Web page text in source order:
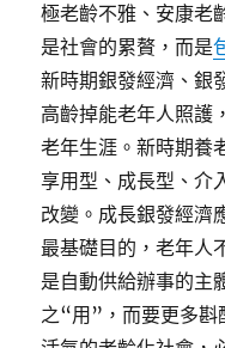
極老齡不雅、安康老
是社會的累贅，而是
新時期銀發經濟、銀
高齡掉能老年人照護
老年生涯。新時期養
享用型、成長型、介
改變。成長銀發經濟
最基礎目的，老年人
是自動供給辦事的主
之“用”，而要更多